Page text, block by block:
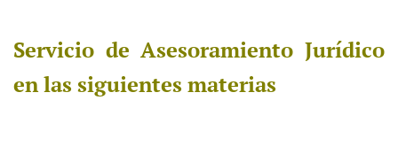
Servicio de Asesoramiento Jurídico
en las siguientes materias